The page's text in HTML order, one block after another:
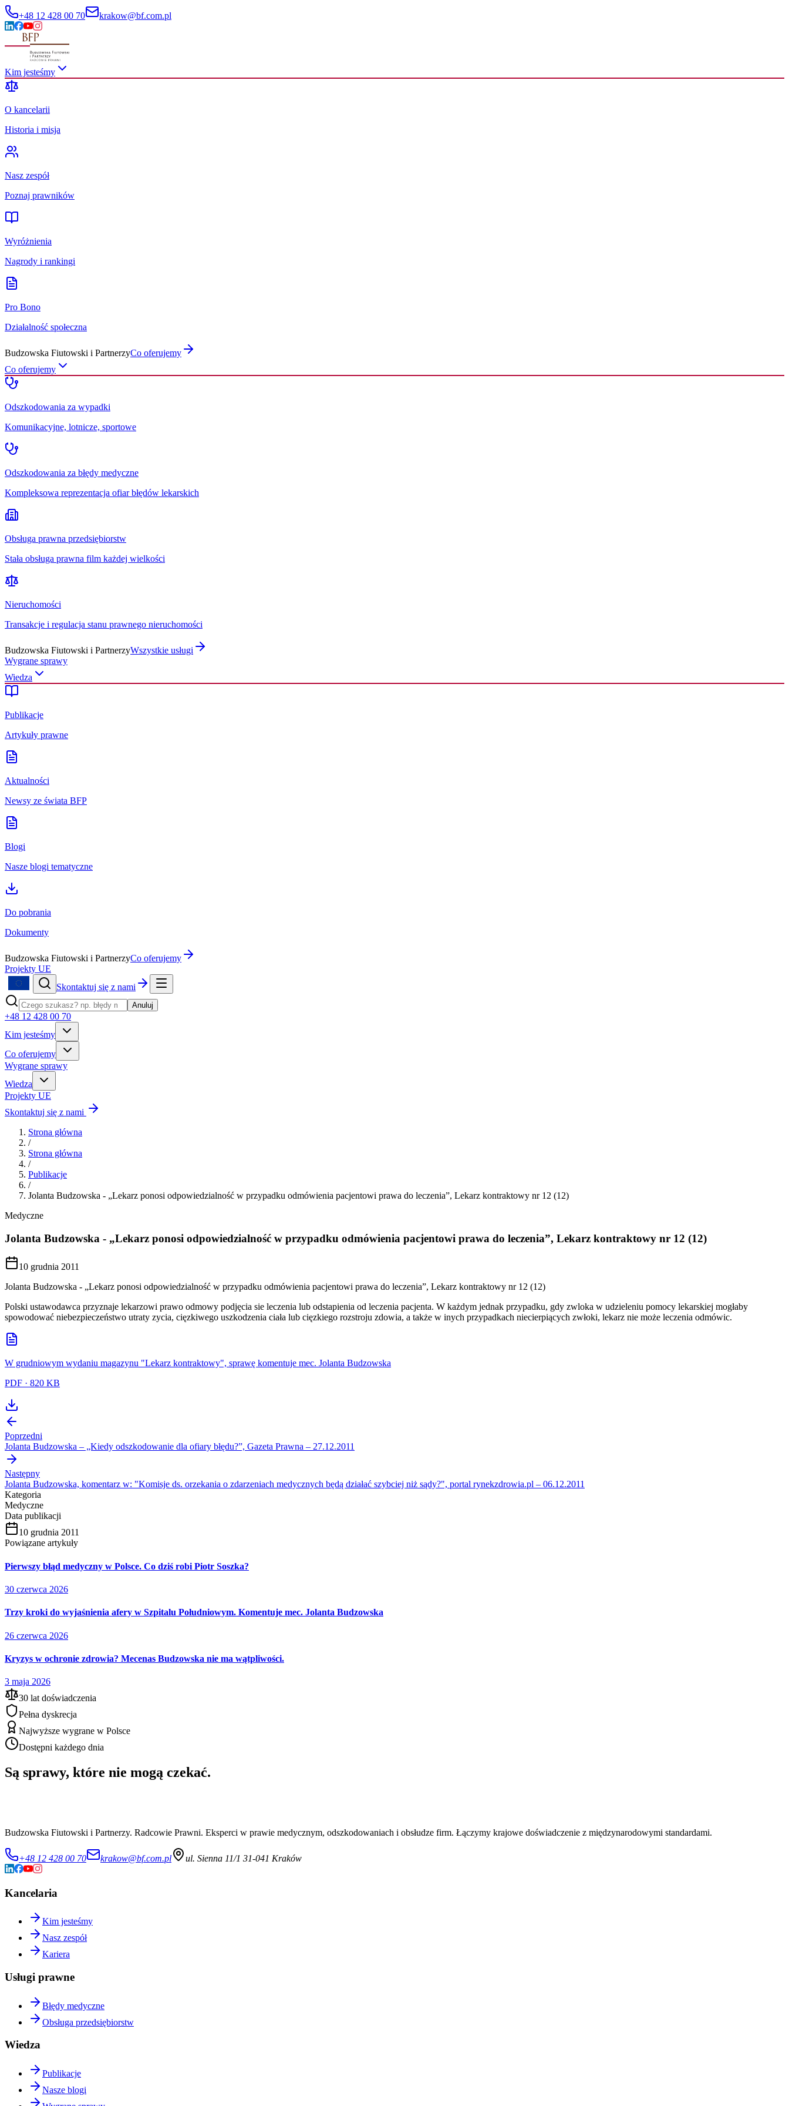
+48 12 428 00 70 krakow@bf.com.pl
Kim jesteśmy
O kancelarii
Historia i misja
Nasz zespół
Poznaj prawników
Wyróżnienia
Nagrody i rankingi
Pro Bono
Działalność społeczna
Budzowska Fiutowski i PartnerzyCo oferujemy
Co oferujemy
Odszkodowania za wypadki
Komunikacyjne, lotnicze, sportowe
Odszkodowania za błędy medyczne
Kompleksowa reprezentacja ofiar błędów lekarskich
Obsługa prawna przedsiębiorstw
Stała obsługa prawna film każdej wielkości
Nieruchomości
Transakcje i regulacja stanu prawnego nieruchomości
Budzowska Fiutowski i PartnerzyWszystkie usługi
Wygrane sprawy
Wiedza
Publikacje
Artykuły prawne
Aktualności
Newsy ze świata BFP
Blogi
Nasze blogi tematyczne
Do pobrania
Dokumenty
Budzowska Fiutowski i PartnerzyCo oferujemy
Projekty UE
Skontaktuj się z nami
Anuluj
+48 12 428 00 70
Kim jesteśmy
Co oferujemy
Wygrane sprawy
Wiedza
Projekty UE
Skontaktuj się z nami
Strona główna
/
Strona główna
/
Publikacje
/
Jolanta Budzowska - „Lekarz ponosi odpowiedzialność w przypadku odmówienia pacjentowi prawa do leczenia”, Lekarz kontraktowy nr 12 (12)
Medyczne
Jolanta Budzowska - „Lekarz ponosi odpowiedzialność w przypadku odmówienia pacjentowi prawa do leczenia”, Lekarz kontraktowy nr 12 (12)
10 grudnia 2011
Jolanta Budzowska - „Lekarz ponosi odpowiedzialność w przypadku odmówienia pacjentowi prawa do leczenia”, Lekarz kontraktowy nr 12 (12)
Polski ustawodawca przyznaje lekarzowi prawo odmowy podjęcia sie leczenia lub odstapienia od leczenia pacjenta. W każdym jednak przypadku, gdy zwloka w udzieleniu pomocy lekarskiej mogłaby
spowodować niebezpieczeństwo utraty zycia, cięzkiwego uszkodzenia ciała lub cięzkiego rozstroju zdowia, a także w inych przypadkach niecierpiących zwłoki, lekarz nie może leczenia odmówic.
W grudniowym wydaniu magazynu "Lekarz kontraktowy", sprawę komentuje mec. Jolanta Budzowska
PDF · 820 KB
Poprzedni
Jolanta Budzowska – „Kiedy odszkodowanie dla ofiary błędu?”, Gazeta Prawna – 27.12.2011
Następny
Jolanta Budzowska, komentarz w: "Komisje ds. orzekania o zdarzeniach medycznych będą działać szybciej niż sądy?", portal rynekzdrowia.pl – 06.12.2011
Kategoria
Medyczne
Data publikacji
10 grudnia 2011
Powiązane artykuły
Pierwszy błąd medyczny w Polsce. Co dziś robi Piotr Soszka?
30 czerwca 2026
Trzy kroki do wyjaśnienia afery w Szpitalu Południowym. Komentuje mec. Jolanta Budzowska
26 czerwca 2026
Kryzys w ochronie zdrowia? Mecenas Budzowska nie ma wątpliwości.
3 maja 2026
30 lat doświadczenia
Pełna dyskrecja
Najwyższe wygrane w Polsce
Dostępni każdego dnia
Są sprawy, które nie mogą czekać.
Budzowska Fiutowski i Partnerzy. Radcowie Prawni. Eksperci w prawie medycznym, odszkodowaniach i obsłudze firm. Łączymy krajowe doświadczenie z międzynarodowymi standardami.
+48 12 428 00 70 krakow@bf.com.pl ul. Sienna 11/1 31-041 Kraków
Kancelaria
Kim jesteśmy
Nasz zespół
Kariera
Usługi prawne
Błędy medyczne
Obsługa przedsiębiorstw
Wiedza
Publikacje
Nasze blogi